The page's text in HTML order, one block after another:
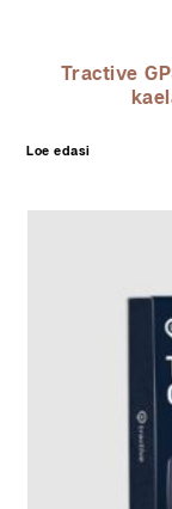
Tractive
Loe edasi